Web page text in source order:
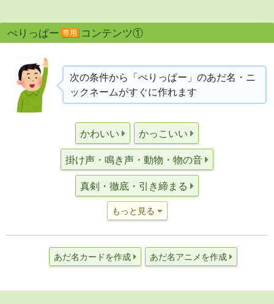
ぺりっぱー 専用 コンテンツ①
次の条件から「ぺりっぱー」のあだ名・ニ
ックネームがすぐに作れます
かわいい かっこいい
掛け声・鳴き声・動物・物の音
真剣・徹底・引き締まる
もっと見る
あだ名カードを作成 あだ名アニメを作成